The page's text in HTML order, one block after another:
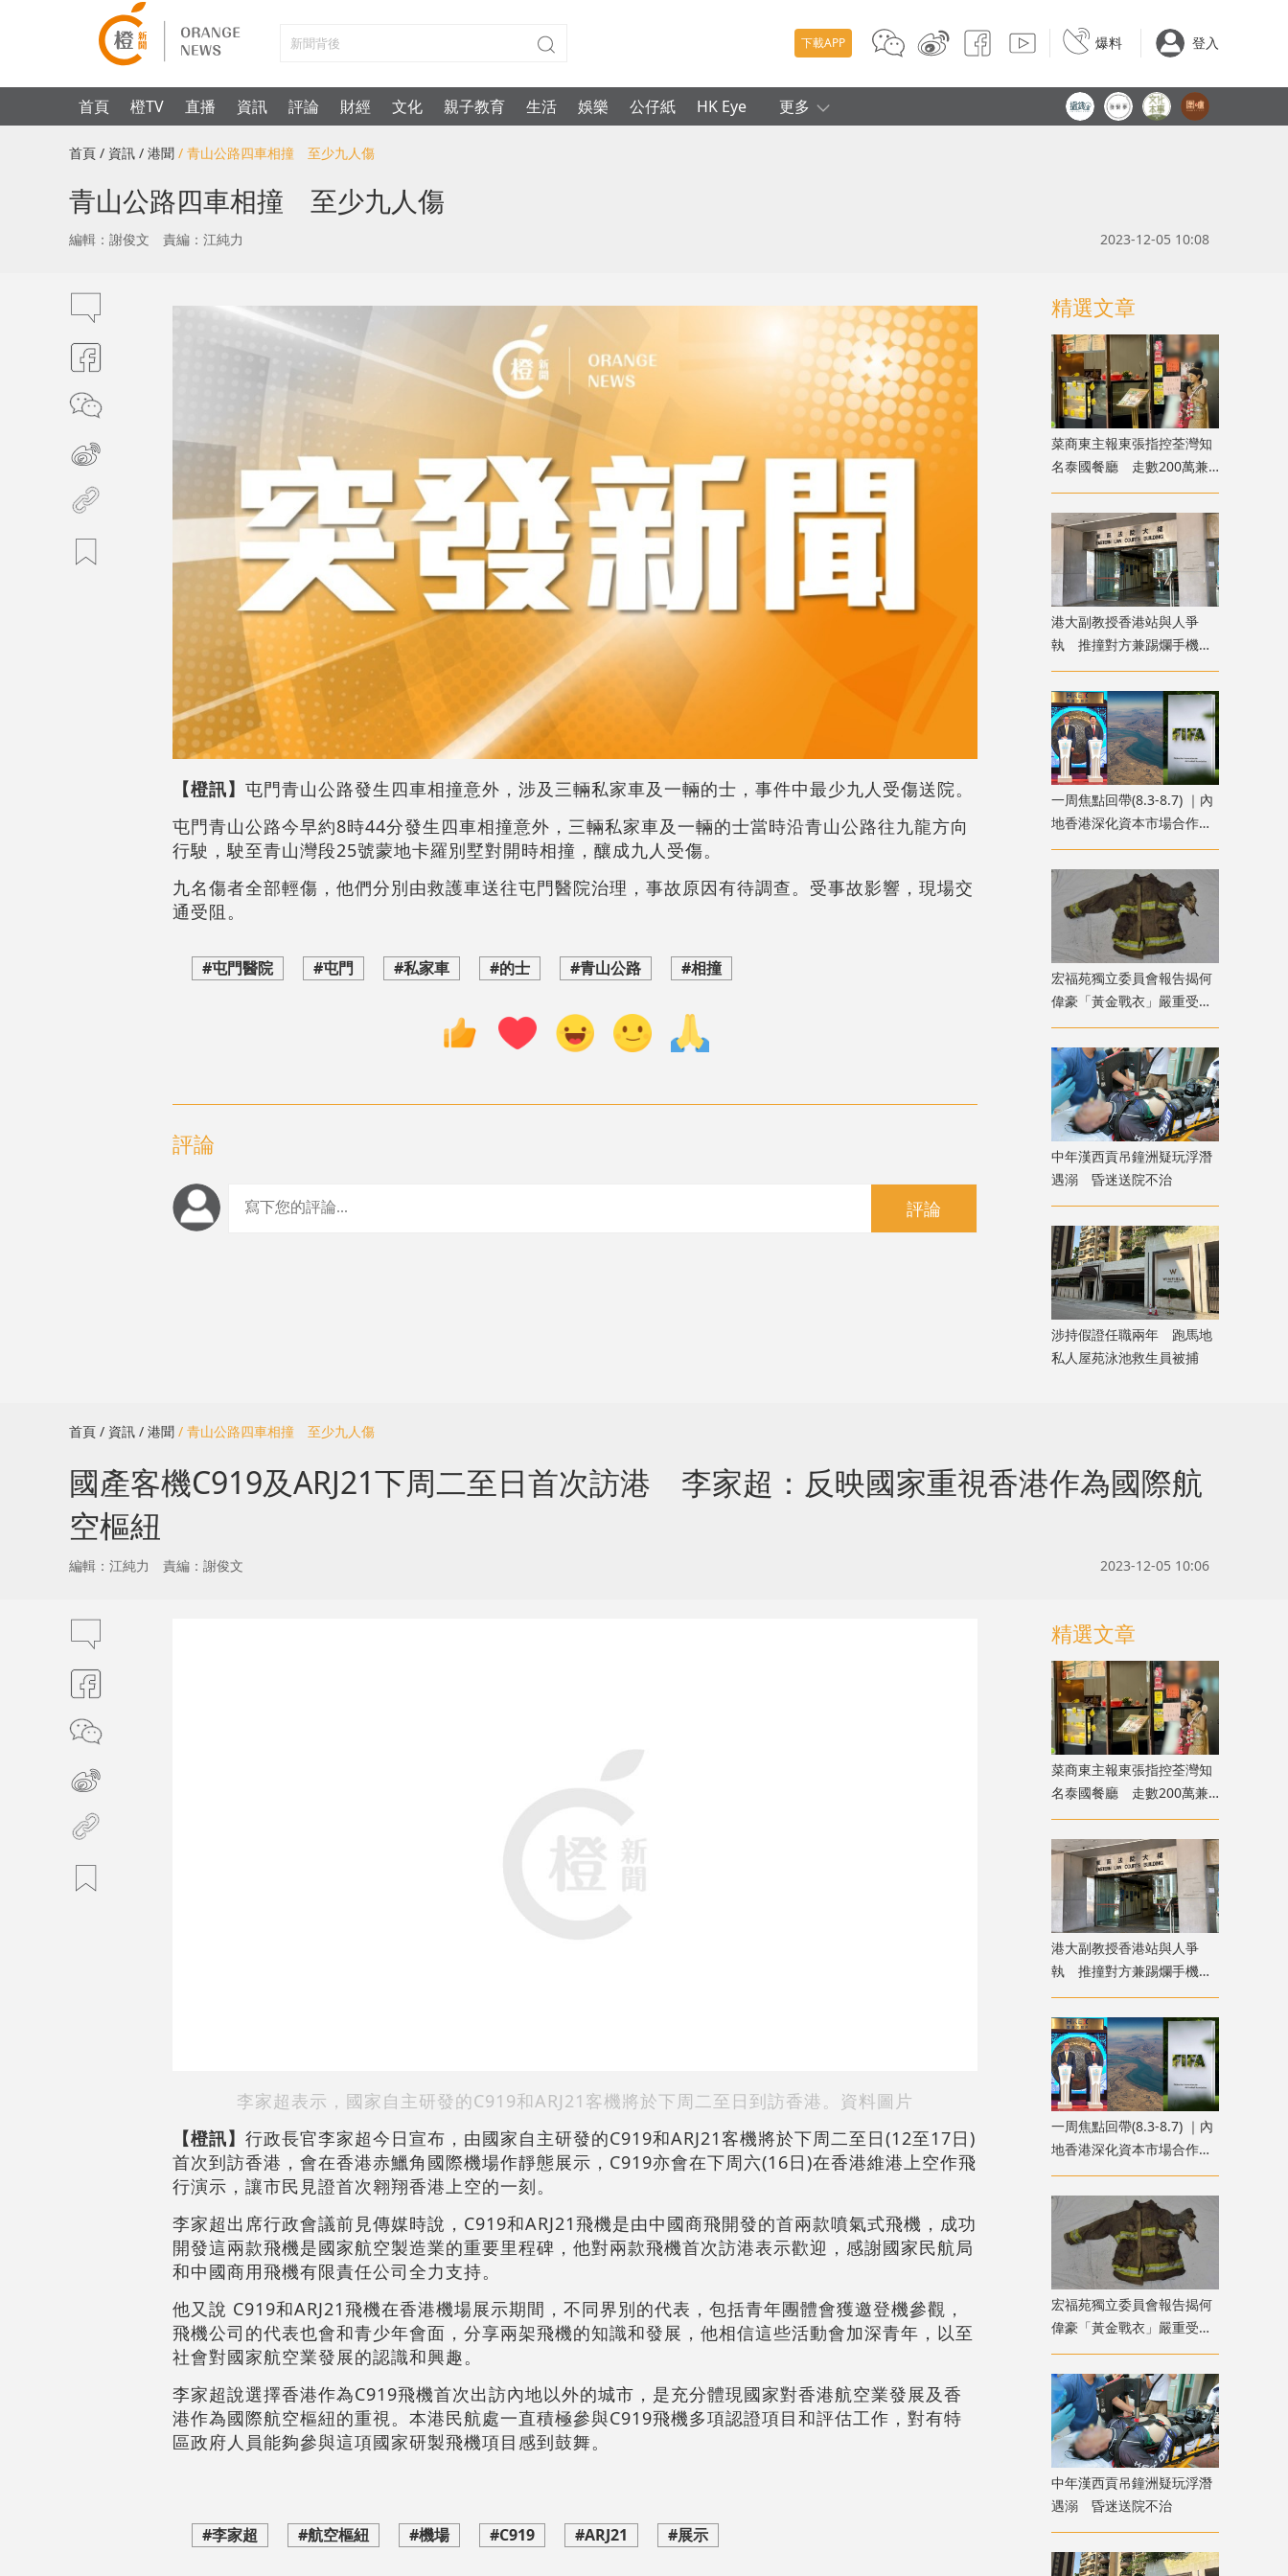
下載APP 爆料 登入
首頁 橙TV 直播 資訊 評論 財經 文化 親子教育 生活 娛樂 公仔紙 HK Eye 更多
首頁 / 資訊 / 港聞 / 青山公路四車相撞 至少九人傷
青山公路四車相撞 至少九人傷
編輯：謝俊文 責編：江純力 2023-12-05 10:08
【橙訊】 屯門青山公路發生四車相撞意外，涉及三輛私家車及一輛的士，事件中最少九人受傷送院。
屯門青山公路今早約8時44分發生四車相撞意外，三輛私家車及一輛的士當時沿青山公路往九龍方向
行駛，駛至青山灣段25號蒙地卡羅別墅對開時相撞，釀成九人受傷。
九名傷者全部輕傷，他們分別由救護車送往屯門醫院治理，事故原因有待調查。受事故影響，現場交
通受阻。
#屯門醫院 #屯門 #私家車 #的士 #青山公路 #相撞
評論
評論
精選文章
菜商東主報東張指控荃灣知
名泰國餐廳 走數200萬兼
呃政府2000萬擔保貸款
港大副教授香港站與人爭
執 推撞對方兼踢爛手機
准簽保守行為兩年
一周焦點回帶(8.3-8.7) ｜內
地香港深化資本市場合作
霍爾木茲海峽外交突破 國
際足協股權風波
宏福苑獨立委員會報告揭何
偉豪「黃金戰衣」嚴重受
損 或曾長時間接觸高溫
中年漢西貢吊鐘洲疑玩浮潛
遇溺 昏迷送院不治
涉持假證任職兩年 跑馬地
私人屋苑泳池救生員被捕
首頁 / 資訊 / 港聞 / 青山公路四車相撞 至少九人傷
國產客機C919及ARJ21下周二至日首次訪港 李家超：反映國家重視香港作為國際航
空樞紐
編輯：江純力 責編：謝俊文 2023-12-05 10:06
李家超表示，國家自主研發的C919和ARJ21客機將於下周二至日到訪香港。資料圖片
【橙訊】 行政長官李家超今日宣布，由國家自主研發的C919和ARJ21客機將於下周二至日(12至17日)
首次到訪香港，會在香港赤鱲角國際機場作靜態展示，C919亦會在下周六(16日)在香港維港上空作飛
行演示，讓市民見證首次翱翔香港上空的一刻。
李家超出席行政會議前見傳媒時說，C919和ARJ21飛機是由中國商飛開發的首兩款噴氣式飛機，成功
開發這兩款飛機是國家航空製造業的重要里程碑，他對兩款飛機首次訪港表示歡迎，感謝國家民航局
和中國商用飛機有限責任公司全力支持。
他又說 C919和ARJ21飛機在香港機場展示期間，不同界別的代表，包括青年團體會獲邀登機參觀，
飛機公司的代表也會和青少年會面，分享兩架飛機的知識和發展，他相信這些活動會加深青年，以至
社會對國家航空業發展的認識和興趣。
李家超說選擇香港作為C919飛機首次出訪內地以外的城市，是充分體現國家對香港航空業發展及香
港作為國際航空樞紐的重視。本港民航處一直積極參與C919飛機多項認證項目和評估工作，對有特
區政府人員能夠參與這項國家研製飛機項目感到鼓舞。
#李家超 #航空樞紐 #機場 #C919 #ARJ21 #展示
精選文章
菜商東主報東張指控荃灣知
名泰國餐廳 走數200萬兼
呃政府2000萬擔保貸款
港大副教授香港站與人爭
執 推撞對方兼踢爛手機
准簽保守行為兩年
一周焦點回帶(8.3-8.7) ｜內
地香港深化資本市場合作
霍爾木茲海峽外交突破 國
際足協股權風波
宏福苑獨立委員會報告揭何
偉豪「黃金戰衣」嚴重受
損 或曾長時間接觸高溫
中年漢西貢吊鐘洲疑玩浮潛
遇溺 昏迷送院不治